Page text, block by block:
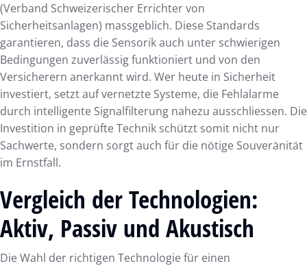
(Verband Schweizerischer Errichter von
Sicherheitsanlagen) massgeblich. Diese Standards
garantieren, dass die Sensorik auch unter schwierigen
Bedingungen zuverlässig funktioniert und von den
Versicherern anerkannt wird. Wer heute in Sicherheit
investiert, setzt auf vernetzte Systeme, die Fehlalarme
durch intelligente Signalfilterung nahezu ausschliessen. Die
Investition in geprüfte Technik schützt somit nicht nur
Sachwerte, sondern sorgt auch für die nötige Souveränität
im Ernstfall.
Vergleich der Technologien:
Aktiv, Passiv und Akustisch
Die Wahl der richtigen Technologie für einen